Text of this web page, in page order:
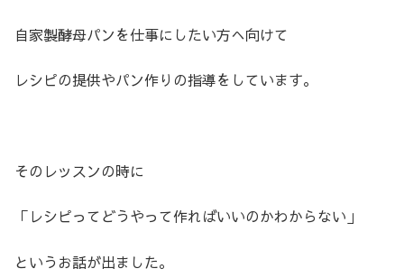
自家製酵母パンを仕事にしたい方へ向けて
レシピの提供やパン作りの指導をしています。
そのレッスンの時に
「レシピってどうやって作ればいいのかわからない」
というお話が出ました。